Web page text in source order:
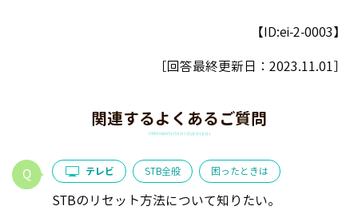
【ID:ei-2-0003】
［回答最終更新日： 2023.11.01］
関連するよくあるご質問
テレビ STB全般 困ったときは
STBのリセット方法について知りたい。